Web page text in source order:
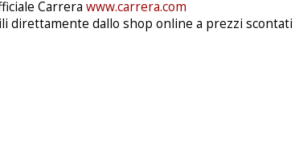
Carrera www.carrera.com
direttamente dallo shop online a prezzi scontati